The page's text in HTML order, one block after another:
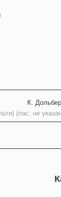
К.
(пас: не